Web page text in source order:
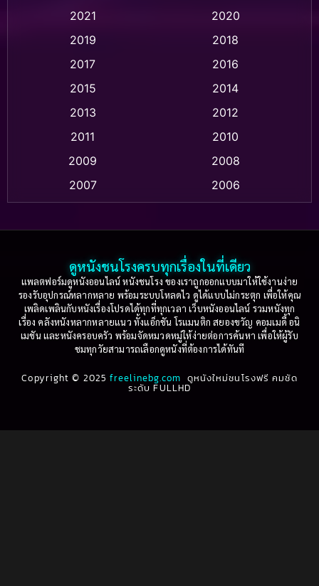
Animation แอนิเมชั่น (1)
Animation แอนิเมชัน (1)
Based on a True Story เรื่องจริง(75)
Based on Novel(16)
Betrayal(1)
Biography(3)
Biography ชีวประวัติ (61)
2021
2020
2019
2018
2017
2016
2015
2014
2013
2012
2011
2010
2009
2008
2007
2006
2003
2002
2001
2000
1999
1998
1997
1996
1995
1994
1993
1992
1991
1990
1987
1986
ดูหนังชนโรงครบทุกเรื่องในที่เดียว
แพลตฟอร์มดูหนังออนไลน์ หนังชนโรง ของเราถูกออกแบบมาให้ใช้งานง่าย
รองรับอุปกรณ์หลากหลาย พร้อมระบบโหลดไว ดูได้แบบไม่กระตุก เพื่อให้คุณ
เพลิดเพลินกับหนังเรื่องโปรดได้ทุกที่ทุกเวลา เว็บหนังออนไลน์ รวมหนังทุก
เรื่อง คลังหนังหลากหลายแนว ทั้งแอ็กชัน โรแมนติก สยองขวัญ คอมเมดี้ อนิ
เมชัน และหนังครอบครัว พร้อมจัดหมวดหมู่ให้ง่ายต่อการค้นหา เพื่อให้ผู้รับ
ชมทุกวัยสามารถเลือกดูหนังที่ต้องการได้ทันที
Copyright © 2025freelinebg.com ดูหนังใหม่ชนโรงฟรี คมชัด
ระดับ FULLHD